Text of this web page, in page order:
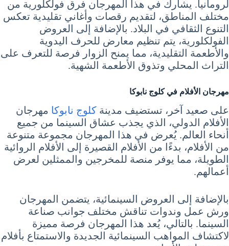
لرومانيا. يشارك في هذا المهرجان فرق فولكلورية من
مختلف المناطق، لتقديم رقصات وأغاني تقليدية تعكس
التنوع الثقافي في البلاد. بالإضافة إلى العروض
الفولكلورية، يتم تنظيم معارض للحرف اليدوية
والأطعمة التقليدية، مما يمنح الزوار فرصة للتعرف على
التراث المحلي وتذوق الأطعمة الشهية.
مهرجان الأفلام في كلوج نابوكا
على صعيد آخر، تستضيف مدينة كلوج نابوكا مهرجان
الأفلام الدولي، الذي يجذب عشاق السينما من جميع
أنحاء العالم. يُعرض في هذا المهرجان مجموعة متنوعة
من الأفلام، بدءًا من الأفلام القصيرة إلى الأفلام الروائية
الطويلة، مما يوفر منصة للمخرجين والممثلين لعرض
أعمالهم.
بالإضافة إلى العروض السينمائية، يتضمن المهرجان
ورش عمل وندوات تناقش مختلف جوانب صناعة
السينما. بالتالي، يُعد هذا المهرجان فرصة مميزة
لاكتشاف المواهب السينمائية الجديدة والاستمتاع بأفلام